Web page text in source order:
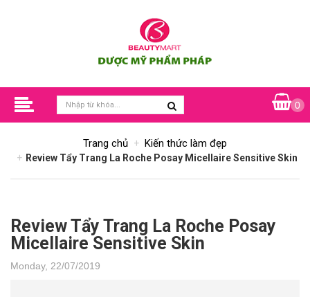
0
Trang chủ Kiến thức làm đẹp
Review Tẩy Trang La Roche Posay Micellaire Sensitive Skin
Review Tẩy Trang La Roche Posay
Micellaire Sensitive Skin
Monday, 22/07/2019